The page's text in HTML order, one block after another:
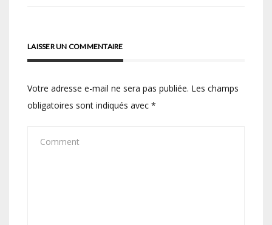
LAISSER UN COMMENTAIRE
Votre adresse e-mail ne sera pas publiée. Les champs
obligatoires sont indiqués avec *